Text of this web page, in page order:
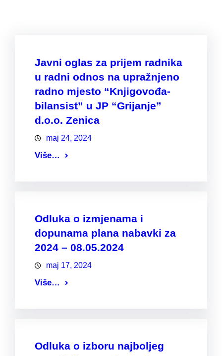
Javni oglas za prijem radnika
u radni odnos na upražnjeno
radno mjesto “Knjigovođa-
bilansist” u JP “Grijanje”
d.o.o. Zenica
maj 24, 2024
Više…
Odluka o izmjenama i
dopunama plana nabavki za
2024 – 08.05.2024
maj 17, 2024
Više…
Odluka o izboru najboljeg